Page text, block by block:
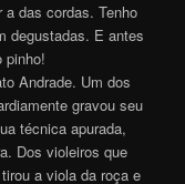
das cordas. Tenho
degustadas. E antes
pinho!
Andrade. Um dos
gravou seu
técnica apurada,
Dos violeiros que
a viola da roça e